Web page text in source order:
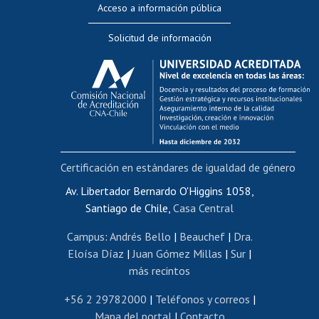
Evaluación docente
Calificación académica
Postulación al AUCAI
Funcionarias/os
Cursos internos de capacitación
Bienestar del personal
Portal de movilidad interna
Certificado de renta
Certificado de renta honorarios
Editar páginas blancas
Extranjeras/os
Revalidación y reconocimiento de títulos
Acceso a información pública
Solicitud de información
Av. Libertador Bernardo O'Higgins 1058,
Santiago de Chile, Casa Central
Campus: Andrés Bello | Beauchef| Dra.
Eloísa Díaz | Juan Gómez Millas | Sur |
más recintos
+56 2 29782000 | Teléfonos y correos |
Mapa del portal | Contacto
Certificación en estándares de igualdad de género